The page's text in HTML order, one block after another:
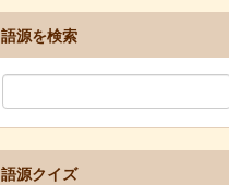
語源を検索
語源クイズ